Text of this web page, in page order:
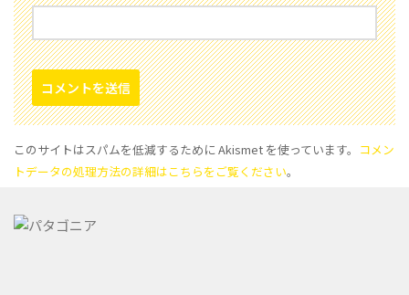
このサイトはスパムを低減するために Akismet を使っています。 コメン
トデータの処理方法の詳細はこちらをご覧ください。